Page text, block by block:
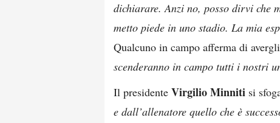
dichiarare. Anzi no, posso dirvi che
metto piede in uno stadio. La mia
Qualcuno in campo afferma di
scenderanno in campo tutti i nostri
Il presidente Virgilio Minniti si
e dall’allenatore quello che è